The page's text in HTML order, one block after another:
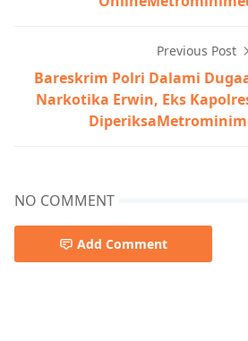
Previous Post
Bareskrim Polri Dalami
Narkotika Erwin, Eks
NO COMMENT
Add Comment